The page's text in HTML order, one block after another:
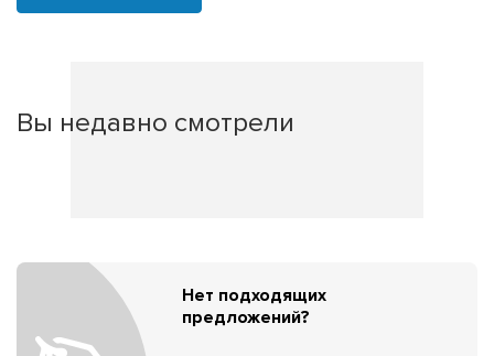
Вы недавно смотрели
Нет подходящих
предложений?